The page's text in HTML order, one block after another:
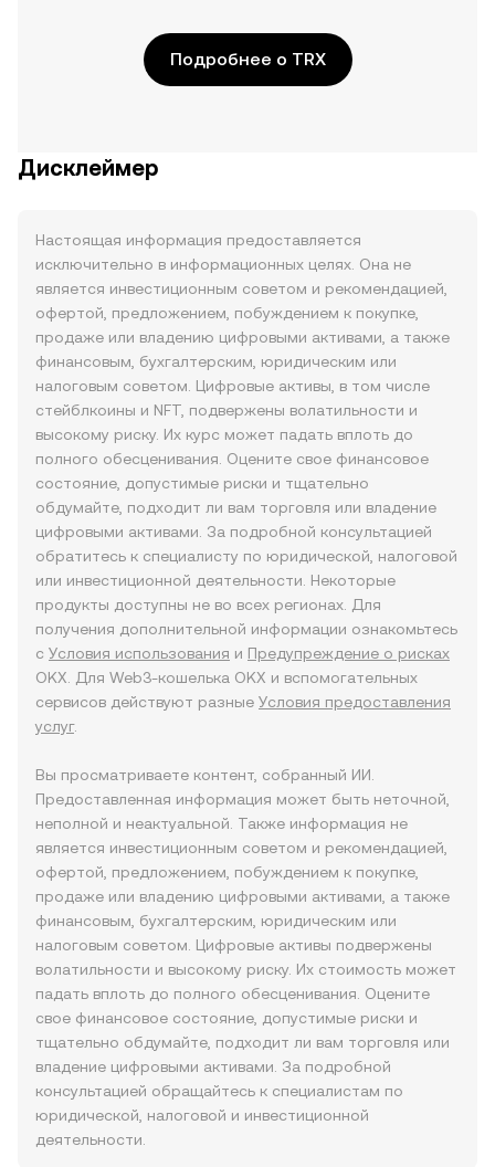
Подробнее о TRX
Дисклеймер
Настоящая информация предоставляется
исключительно в информационных целях. Она не
является инвестиционным советом и рекомендацией,
офертой, предложением, побуждением к покупке,
продаже или владению цифровыми активами, а также
финансовым, бухгалтерским, юридическим или
налоговым советом. Цифровые активы, в том числе
стейблкоины и NFT, подвержены волатильности и
высокому риску. Их курс может падать вплоть до
полного обесценивания. Оцените свое финансовое
состояние, допустимые риски и тщательно
обдумайте, подходит ли вам торговля или владение
цифровыми активами. За подробной консультацией
обратитесь к специалисту по юридической, налоговой
или инвестиционной деятельности. Некоторые
продукты доступны не во всех регионах. Для
получения дополнительной информации ознакомьтесь
с Условия использования и Предупреждение о рисках
OKX. Для Web3-кошелька OKX и вспомогательных
сервисов действуют разные Условия предоставления
услуг.
Вы просматриваете контент, собранный ИИ.
Предоставленная информация может быть неточной,
неполной и неактуальной. Также информация не
является инвестиционным советом и рекомендацией,
офертой, предложением, побуждением к покупке,
продаже или владению цифровыми активами, а также
финансовым, бухгалтерским, юридическим или
налоговым советом. Цифровые активы подвержены
волатильности и высокому риску. Их стоимость может
падать вплоть до полного обесценивания. Оцените
свое финансовое состояние, допустимые риски и
тщательно обдумайте, подходит ли вам торговля или
владение цифровыми активами. За подробной
консультацией обращайтесь к специалистам по
юридической, налоговой и инвестиционной
деятельности.